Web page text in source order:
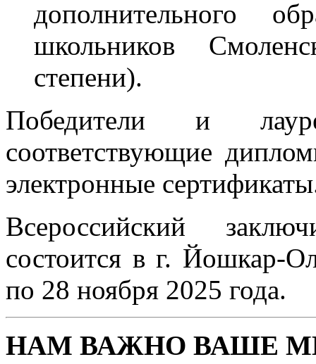
дополнительного
школьников
степени).
Победители и
соответствующие
электронные
Всероссийский
состоится в г. Йошкар-
по 28 ноября 2025 года.
НАМ ВАЖНО ВАШЕ